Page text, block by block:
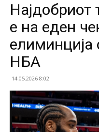
Најдобриот
е на еден
елиминција
НБА
14.05.2026 8:02